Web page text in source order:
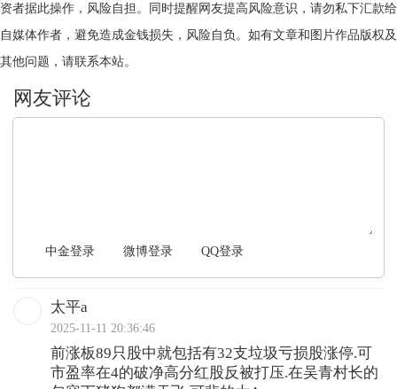
资者据此操作，风险自担。同时提醒网友提高风险意识，请勿私下汇款给
自媒体作者，避免造成金钱损失，风险自负。如有文章和图片作品版权及
其他问题，请联系本站。
中金登录 微博登录 QQ登录
太平a
2025-11-11 20:36:46
前涨板89只股中就包括有32支垃圾亏损股涨停.可
市盈率在4的破净高分红股反被打压.在吴青村长的